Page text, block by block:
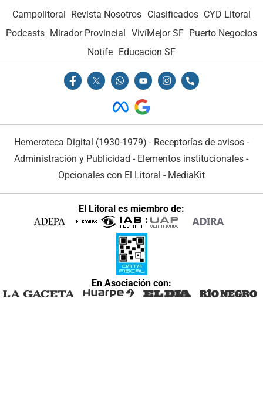
Campolitoral Revista Nosotros Clasificados CYD Litoral
Podcasts Mirador Provincial VivíMejor SF Puerto Negocios
Notife
Educacion SF
Hemeroteca Digital (1930-1979) - Receptorías de avisos -
Administración y Publicidad - Elementos institucionales -
Opcionales con El Litoral - MediaKit
El Litoral es miembro de:
En Asociación con: